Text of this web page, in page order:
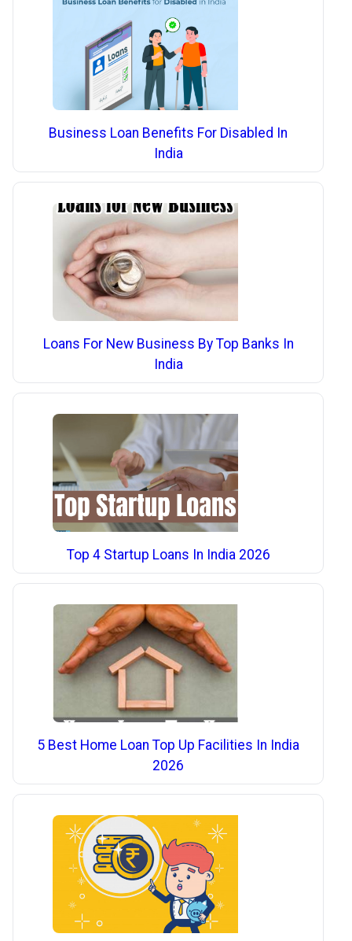
Business Loan Benefits For Disabled In
India
Loans For New Business By Top Banks In
India
Top 4 Startup Loans In India 2026
5 Best Home Loan Top Up Facilities In India
2026